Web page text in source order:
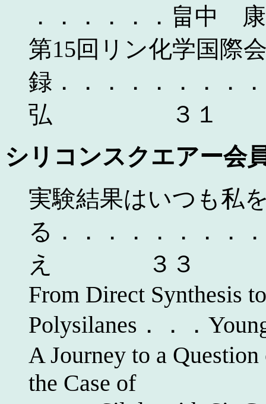
．．．．．．
第15回リン化学国際
録．．．．．．．．
弘 ３１
シリコンスクエアー会
実験結果はいつも私
る．．．．．．．．
え ３３
From Direct Synthesis
Polysilanes．．．
A Journey to a
the Case of